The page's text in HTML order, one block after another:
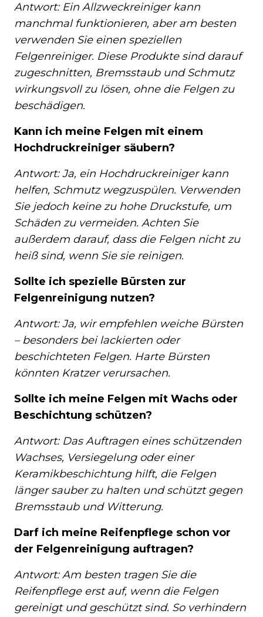
Antwort: Ein Allzweckreiniger kann
manchmal funktionieren, aber am besten
verwenden Sie einen speziellen
Felgenreiniger. Diese Produkte sind darauf
zugeschnitten, Bremsstaub und Schmutz
wirkungsvoll zu lösen, ohne die Felgen zu
beschädigen.
Kann ich meine Felgen mit einem
Hochdruckreiniger säubern?
Antwort: Ja, ein Hochdruckreiniger kann
helfen, Schmutz wegzuspülen. Verwenden
Sie jedoch keine zu hohe Druckstufe, um
Schäden zu vermeiden. Achten Sie
außerdem darauf, dass die Felgen nicht zu
heiß sind, wenn Sie sie reinigen.
Sollte ich spezielle Bürsten zur
Felgenreinigung nutzen?
Antwort: Ja, wir empfehlen weiche Bürsten
– besonders bei lackierten oder
beschichteten Felgen. Harte Bürsten
könnten Kratzer verursachen.
Sollte ich meine Felgen mit Wachs oder
Beschichtung schützen?
Antwort: Das Auftragen eines schützenden
Wachses, Versiegelung oder einer
Keramikbeschichtung hilft, die Felgen
länger sauber zu halten und schützt gegen
Bremsstaub und Witterung.
Darf ich meine Reifenpflege schon vor
der Felgenreinigung auftragen?
Antwort: Am besten tragen Sie die
Reifenpflege erst auf, wenn die Felgen
gereinigt und geschützt sind. So verhindern